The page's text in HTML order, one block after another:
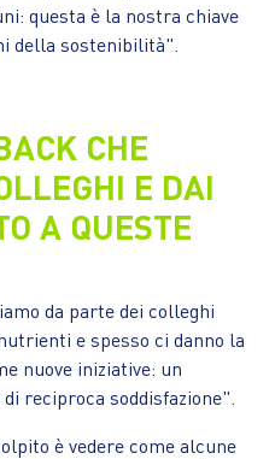
questa è la nostra chiave
della sostenibilità".
CHE
E DAI
A QUESTE
da parte dei colleghi
e spesso ci danno la
nuove iniziative: un
reciproca soddisfazione".
è vedere come alcune